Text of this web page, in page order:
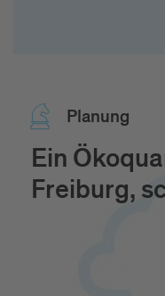
Pla­nung
Ein
Freiburg,